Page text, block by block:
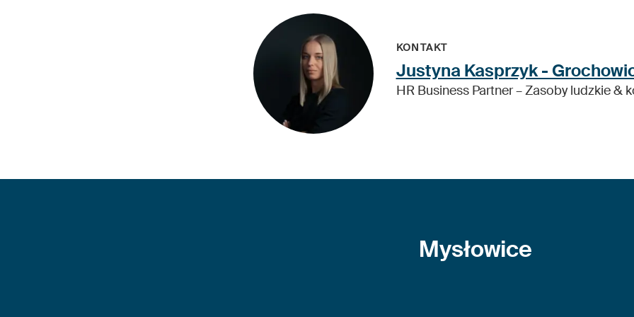
KONTAKT
Justyna Kasprzyk -
HR Business Partner – Zasoby ludzkie &
Mysłowice